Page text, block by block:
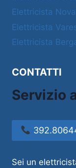
Elettricista
Elettricista
Elettricista
CONTATTI
Servizio
Sei un